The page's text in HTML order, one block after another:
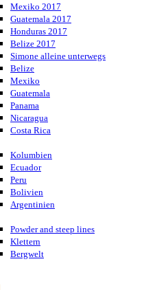
Mexiko 2017
Guatemala 2017
Honduras 2017
Belize 2017
Simone alleine unterwegs
Belize
Mexiko
Guatemala
Panama
Nicaragua
Costa Rica
Kolumbien
Ecuador
Peru
Bolivien
Argentinien
Powder and steep lines
Klettern
Bergwelt